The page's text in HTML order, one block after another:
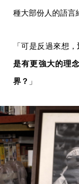
種大部份人的語言
「可是反過來想，
是有更強大的理
界？ 」